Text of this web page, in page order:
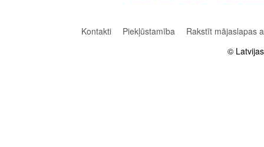
Kontakti Piekļūstamība
Rakstīt mājaslapas
©